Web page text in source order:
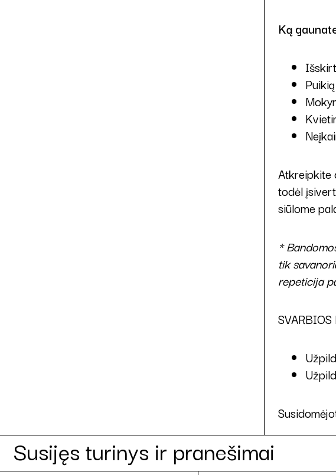
Ką
Atkreipkite
todėl
siūlome
*
tik
repeticija
SVARBIOS
Susijęs turinys ir pranešimai